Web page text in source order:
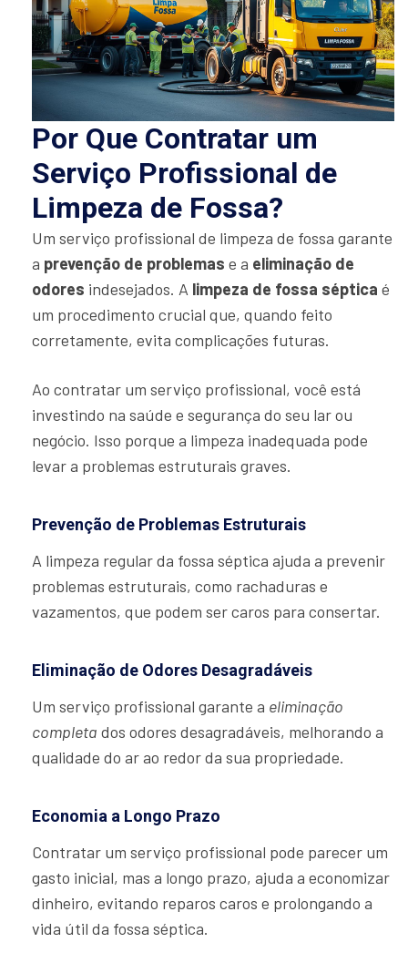
Por Que Contratar um
Serviço Profissional de
Limpeza de Fossa?
Um serviço profissional de limpeza de fossa garante
a prevenção de problemas e a eliminação de
odores indesejados. A limpeza de fossa séptica é
um procedimento crucial que, quando feito
corretamente, evita complicações futuras.
Ao contratar um serviço profissional, você está
investindo na saúde e segurança do seu lar ou
negócio. Isso porque a limpeza inadequada pode
levar a problemas estruturais graves.
Prevenção de Problemas Estruturais
A limpeza regular da fossa séptica ajuda a prevenir
problemas estruturais, como rachaduras e
vazamentos, que podem ser caros para consertar.
Eliminação de Odores Desagradáveis
Um serviço profissional garante a eliminação
completa dos odores desagradáveis, melhorando a
qualidade do ar ao redor da sua propriedade.
Economia a Longo Prazo
Contratar um serviço profissional pode parecer um
gasto inicial, mas a longo prazo, ajuda a economizar
dinheiro, evitando reparos caros e prolongando a
vida útil da fossa séptica.